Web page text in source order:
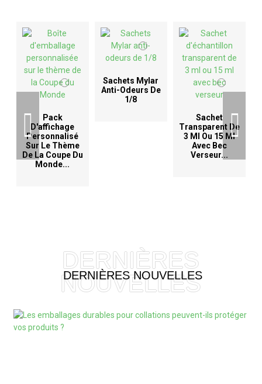
Pack
D'affichage
Personnalisé
Sur Le Thème
De La Coupe Du
Monde...
Sachets Mylar
Anti-Odeurs De
1/8
Sachet
Transparent De
3 Ml Ou 15 Ml
Avec Bec
Verseur...
DERNIÈRES NOUVELLES
DERNIÈRES
NOUVELLES
04/02/2026
Les Emballages Durables Pour Collations
Peuvent-Ils Protéger Vos Produits ?
emballages de
collations durables